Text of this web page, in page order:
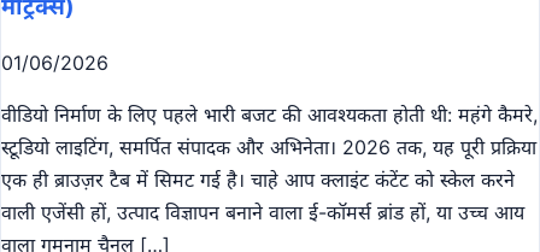
मैट्रिक्स)
01/06/2026
वीडियो निर्माण के लिए पहले भारी बजट की आवश्यकता होती थी: महंगे कैमरे,
स्टूडियो लाइटिंग, समर्पित संपादक और अभिनेता। 2026 तक, यह पूरी प्रक्रिया
एक ही ब्राउज़र टैब में सिमट गई है। चाहे आप क्लाइंट कंटेंट को स्केल करने
वाली एजेंसी हों, उत्पाद विज्ञापन बनाने वाला ई-कॉमर्स ब्रांड हों, या उच्च आय
वाला गुमनाम चैनल […]